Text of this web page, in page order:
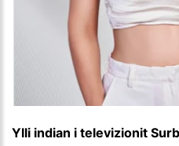
Ylli indian i televizionit